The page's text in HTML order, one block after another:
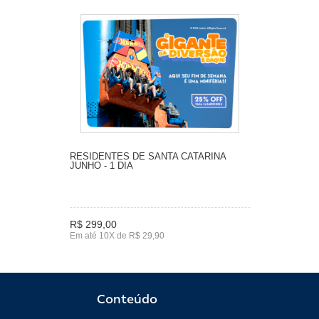
RESIDENTES DE SANTA CATARINA
JUNHO - 1 DIA
R$ 299,00
Em até 10X de R$ 29,90
Conteúdo